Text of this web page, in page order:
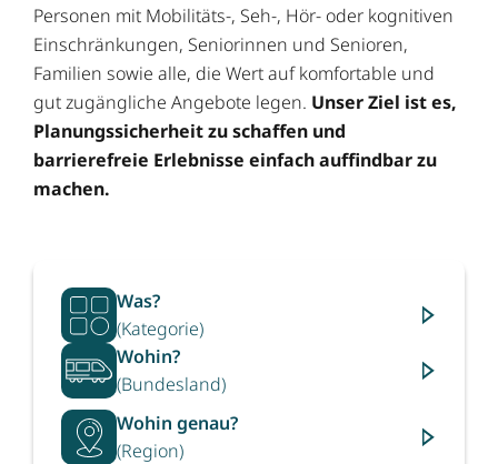
Personen mit Mobilitäts-, Seh-, Hör- oder kognitiven
Einschränkungen, Seniorinnen und Senioren,
Familien sowie alle, die Wert auf komfortable und
gut zugängliche Angebote legen. Unser Ziel ist es,
Planungssicherheit zu schaffen und
barrierefreie Erlebnisse einfach auffindbar zu
machen.
Was?
(Kategorie)
Wohin?
(Bundesland)
Wohin genau?
(Region)